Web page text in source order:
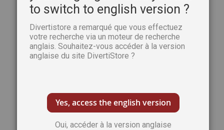
galerie
d’images
to switch to english version ?
Divertistore a remarqué que vous effectuez
votre recherche via un moteur de recherche
anglais. Souhaitez-vous accéder à la version
anglaise du site DivertiStore ?
Yes, access the english version
Oui, accéder à la version anglaise